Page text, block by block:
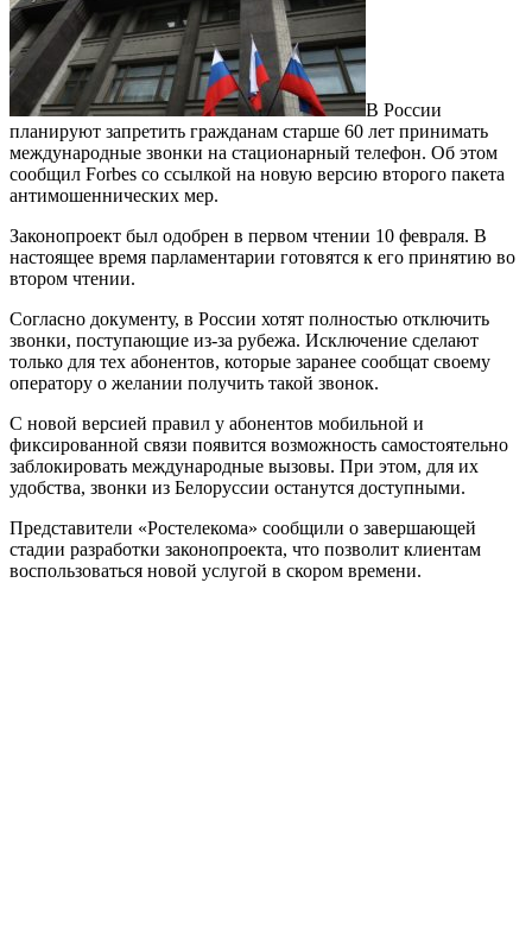
В России
планируют запретить гражданам старше 60 лет принимать
международные звонки на стационарный телефон. Об этом
сообщил Forbes со ссылкой на новую версию второго пакета
антимошеннических мер.
Законопроект был одобрен в первом чтении 10 февраля. В
настоящее время парламентарии готовятся к его принятию во
втором чтении.
Согласно документу, в России хотят полностью отключить
звонки, поступающие из-за рубежа. Исключение сделают
только для тех абонентов, которые заранее сообщат своему
оператору о желании получить такой звонок.
С новой версией правил у абонентов мобильной и
фиксированной связи появится возможность самостоятельно
заблокировать международные вызовы. При этом, для их
удобства, звонки из Белоруссии останутся доступными.
Представители «Ростелекома» сообщили о завершающей
стадии разработки законопроекта, что позволит клиентам
воспользоваться новой услугой в скором времени.